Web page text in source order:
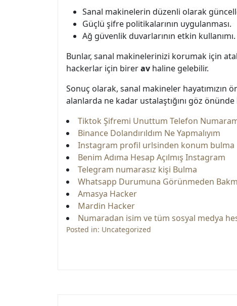
Sanal makinelerin düzenli olarak
Güçlü şifre politikalarının uygulanması.
Ağ güvenlik duvarlarının etkin kullanımı.
Bunlar, sanal makinelerinizi korumak için
hackerlar için birerav haline gelebilir.
Sonuç olarak, sanal makineler
alanlarda ne kadar ustalaştığını göz
Tiktok Şifremi Unuttum Telefon
Binance Dolandırıldım Ne Yapmalıyım
Instagram profil urlsinden konum bulma
Benim Adıma Hesap Açılmış Instagram
Telegram numarasız kişi Bulma
Whatsapp Durumuna Görünmeden
Amasya Hacker
Mardin Hacker
Numaradan isim ve tüm sosyal medya
Posted in: Uncategorized